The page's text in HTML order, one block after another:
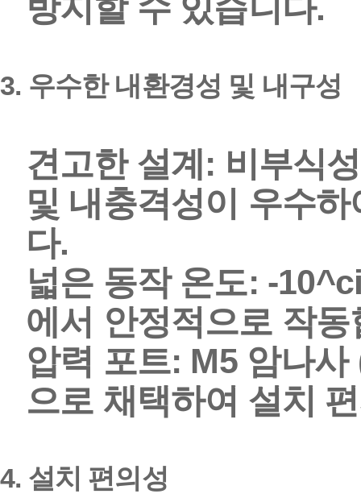
방지할 수 있습니다.
3. 우수한 내환경성 및 내구성
견고한 설계: 비부식
및 내충격성이 우수
다.
넓은 동작 온도: -
에서 안정적으로 작동
압력 포트: M5 암나사
으로 채택하여 설치
4. 설치 편의성